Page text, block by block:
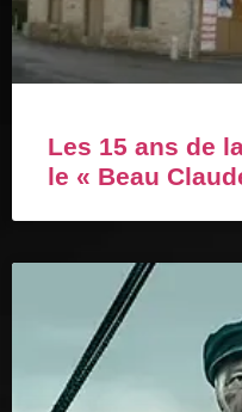
Les 15 ans de
le « Beau